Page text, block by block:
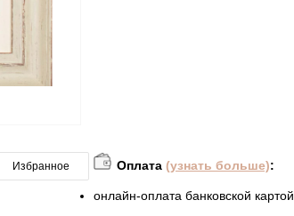
Избранное Оплата (узнать больше):
онлайн-оплата банковской картой